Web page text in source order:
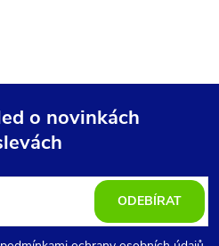
o novinkách
ODEBÍRAT